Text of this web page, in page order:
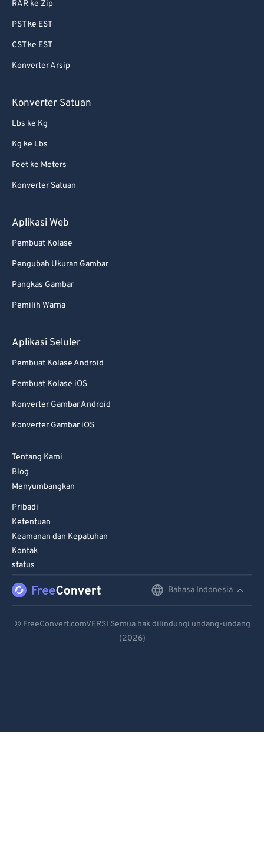
RAR ke Zip
PST ke EST
CST ke EST
Konverter Arsip
Konverter Satuan
Lbs ke Kg
Kg ke Lbs
Feet ke Meters
Konverter Satuan
Aplikasi Web
Pembuat Kolase
Pengubah Ukuran Gambar
Pangkas Gambar
Pemilih Warna
Aplikasi Seluler
Pembuat Kolase Android
Pembuat Kolase iOS
Konverter Gambar Android
Konverter Gambar iOS
Tentang Kami
Blog
Menyumbangkan
Pribadi
Ketentuan
Keamanan dan Kepatuhan
Kontak
status
Bahasa Indonesia
Español
© FreeConvert.comVERSI Semua hak dilindungi undang-undang
(2026)